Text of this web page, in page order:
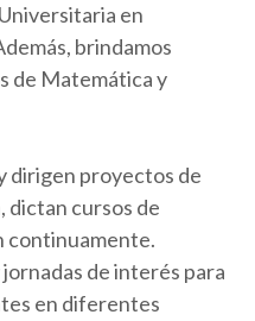
en
brindamos
de Matemática y
dirigen proyectos de
dictan cursos de
continuamente.
de interés para
en diferentes